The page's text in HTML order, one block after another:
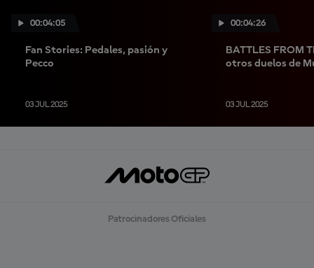
00:04:05
Fan Stories: Pedales, pasión y
Pecco
03 JUL 2025
00:04:26
BATTLES FROM
otros duelos de
03 JUL 2025
Patrocinadores Oficiales